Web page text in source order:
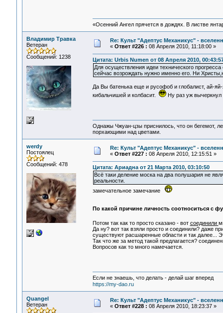
«Осенний Ангел прячется в дождях. В листве
Владимир Травка
Ветеран
Сообщений: 1238
Re: Культ "Адептус Механикус" -
« Ответ #226 : 08 Апреля 2010, 11:18:00 »
Цитата: Urbis Numen от 08 Апреля 2010,
Для осуществления идеи технического
сейчас возрождать нужно именно его. Ни
Да Вы батенька еще и русофоб и глобалист, ай-
кибальчишей и колбасит.
Ну раз уж вычеркнул
Однажы Чжуан-цзы приснилось, что он бегемот,
порхающими над цветами.
werdy
Постоялец
Сообщений: 478
Re: Культ "Адептус Механикус" -
« Ответ #227 : 08 Апреля 2010, 12:15:51 »
Цитата: Ариадна от 21 Марта 2010, 03:10:50
Всё таки деление моска на два полушария не
реальности.
замечательное замечание
По какой причине личность соотноситься с
Потом так как то просто сказано - вот соединили
Да ну? вот так взяли просто и соединили? даже
существуют расшаренные области и так далее...
Так что же за метод такой предлагается?
Вопросов как то много намечается.
Если не знаешь, что делать - делай шаг вперед
https://my-dao.ru
Quangel
Ветеран
Re: Культ "Адептус Механикус" -
« Ответ #228 : 08 Апреля 2010, 18:23:37 »